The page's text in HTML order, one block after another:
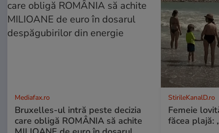
Mediafax.ro
Bruxelles-ul intră peste decizia
care obligă ROMÂNIA să achite
StirileKanalD.ro
Femeie
făcea plajă: